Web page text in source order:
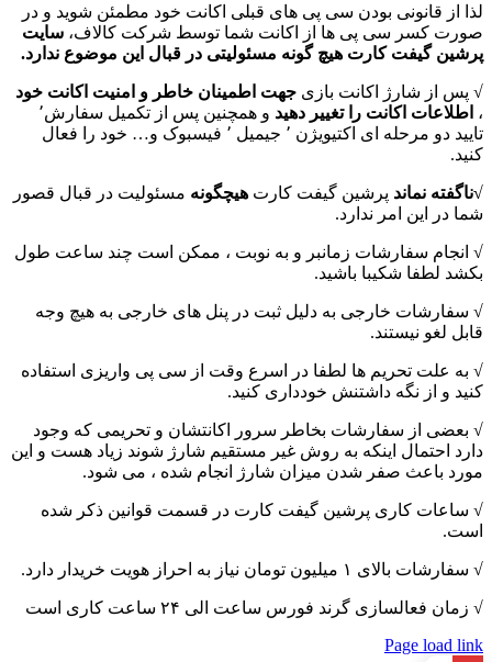
لذا از قانونی بودن سی پی های قبلی اکانت خود مطمئن شوید و در
صورت کسر سی پی ها از اکانت شما توسط شرکت کالاف، سایت
پرشین گیفت کارت هیچ گونه مسئولیتی در قبال این موضوع ندارد.
√ پس از شارژ اکانت بازی جهت اطمینان خاطر و امنیت اکانت خود
، اطلاعات اکانت را تغییر دهید
و همچنین پس از تکمیل سفارش٬
تایید دو مرحله ای اکتیویژن ٬ جیمیل ٬ فیسبوک و… خود را فعال
کنید.
√ناگفته نماند پرشین گیفت کارت هیچگونه مسئولیت در قبال قصور
شما در این امر ندارد.
√ انجام سفارشات زمانبر و به نوبت ، ممکن است چند ساعت طول
بکشد لطفا شکیبا باشید.
√ سفارشات خارجی به دلیل ثبت در پنل های خارجی به هیچ وجه
قابل لغو نیستند.
√ به علت تحریم ها لطفا در اسرع وقت از سی پی واریزی استفاده
کنید و از نگه داشتنش خودداری کنید.
√ بعضی از سفارشات بخاطر سرور اکانتشان و تحریمی که وجود
دارد احتمال اینکه به روش غیر مستقیم شارژ شوند زیاد هست و این
مورد باعث صفر شدن میزان شارژ انجام شده ، می شود.
√ ساعات کاری پرشین گیفت کارت در قسمت قوانین ذکر شده
است.
√ سفارشات بالای ۱ میلیون تومان نیاز به احراز هویت خریدار دارد.
√ زمان فعالسازی گرند فورس ساعت الی ۲۴ ساعت کاری است
Page load link